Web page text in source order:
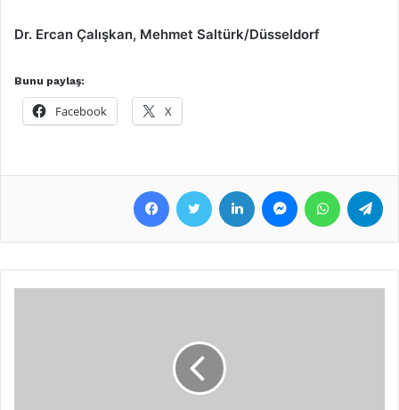
Dr. Ercan Çalışkan, Mehmet Saltürk/Düsseldorf
Bunu paylaş:
Facebook X